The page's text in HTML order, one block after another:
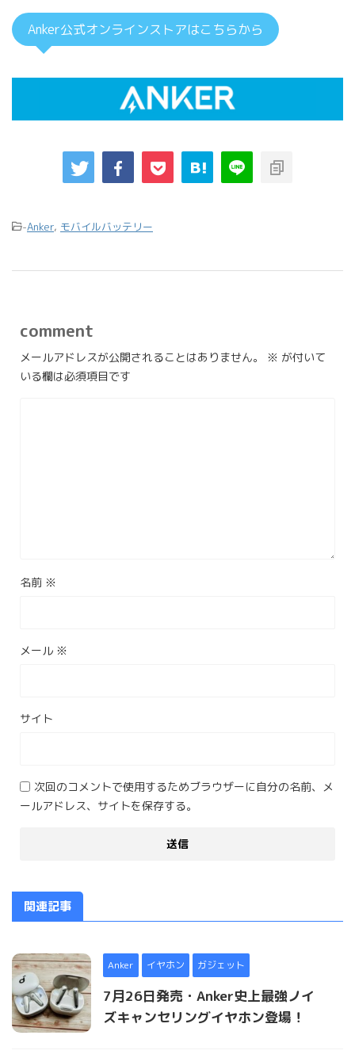
Anker公式オンラインストアはこちらから
-Anker, モバイルバッテリー
comment
メールアドレスが公開されることはありません。 ※ が付いて
いる欄は必須項目です
名前 ※
メール ※
サイト
次回のコメントで使用するためブラウザーに自分の名前、メ
ールアドレス、サイトを保存する。
関連記事
Anker イヤホン ガジェット
7月26日発売・Anker史上最強ノイ
ズキャンセリングイヤホン登場！